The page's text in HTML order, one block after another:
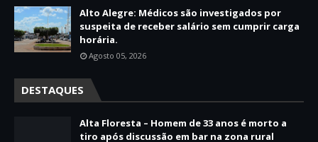
Alto Alegre: Médicos são investigados por
suspeita de receber salário sem cumprir carga
horária.
Agosto 05, 2026
DESTAQUES
Alta Floresta – Homem de 33 anos é morto a
tiro após discussão em bar na zona rural